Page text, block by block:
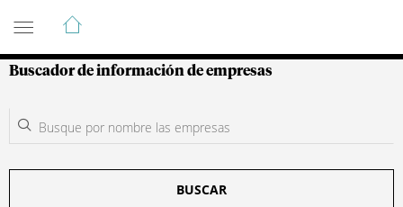
Guía de Empresas Colombianas
Buscador de información de empresas
BUSCAR